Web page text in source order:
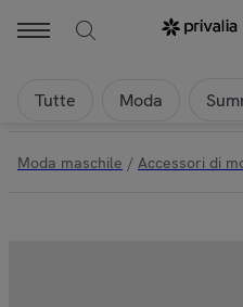
Tutte Moda
Moda maschile / Accessori di